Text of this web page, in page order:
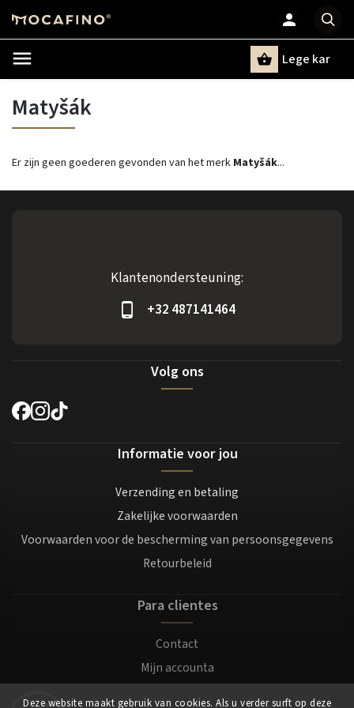
Deze website maakt gebruik van cookies. Als u verder surft op deze
Lege kar
Matyšák
Er zijn geen goederen gevonden van het merk Matyšák...
Klantenondersteuning:
+32 487141464
Volg ons
Informatie voor jou
Verzending en betaling
Zakelijke voorwaarden
Voorwaarden voor de bescherming van persoonsgegevens
Retourbeleid
Para clientes
Contact
Mijn accounta